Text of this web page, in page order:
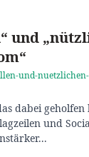
und
und-
dabei geholfen
und